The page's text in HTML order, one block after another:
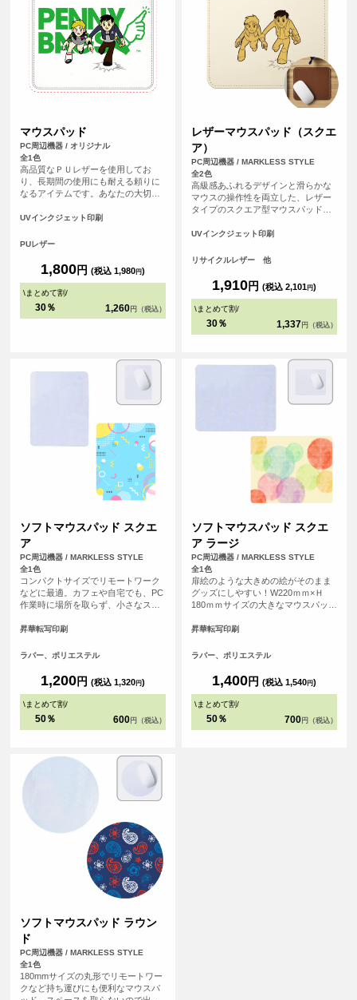
マウスパッド
PC周辺機器 / オリジナル
全1色
高品質なＰＵレザーを使用してお
り、長期間の使用にも耐える頼りに
なるアイテムです。あなたの大切な
することで、パソコン周りが一気に
UVインクジェット印刷
PUレザー
1,800円 (税込 1,980円)
\まとめて割/
30％ 1,260 円（税込）
レザーマウスパッド（スクエ
ア）
PC周辺機器 / MARKLESS STYLE
全2色
高級感あふれるデザインと滑らかな
マウスの操作性を両立した、レザー
タイプのスクエア型マウスパッドで
革くずを繊維状に加工し、樹脂と混
ルレザー素材を使用しています。
念品としてもおすすめのアイテムで
UVインクジェット印刷
リサイクルレザー 他
1,910円 (税込 2,101円)
\まとめて割/
30％ 1,337 円（税込）
ソフトマウスパッド スクエ
ア
PC周辺機器 / MARKLESS STYLE
全1色
コンパクトサイズでリモートワーク
などに最適。カフェや自宅でも、PC
作業時に場所を取らず、小さなスペ
パッドです。
昇華転写印刷
ラバー、ポリエステル
1,200円 (税込 1,320円)
\まとめて割/
50％ 600 円（税込）
ソフトマウスパッド スクエ
ア ラージ
PC周辺機器 / MARKLESS STYLE
全1色
扉絵のような大きめの絵がそのまま
グッズにしやすい！W220ｍｍ×Ｈ
180ｍｍサイズの大きなマウスパッド
パソコンにもゆったり使えるサイズ
ることができます。
昇華転写印刷
ラバー、ポリエステル
1,400円 (税込 1,540円)
\まとめて割/
50％ 700 円（税込）
ソフトマウスパッド ラウン
ド
PC周辺機器 / MARKLESS STYLE
全1色
180mmサイズの丸形でリモートワー
クなど持ち運びにも便利なマウスパ